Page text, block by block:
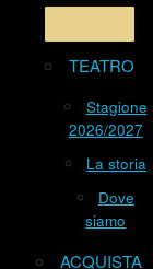
TEATRO
Stagione
2026/2027
La storia
Dove
siamo
ACQUISTA